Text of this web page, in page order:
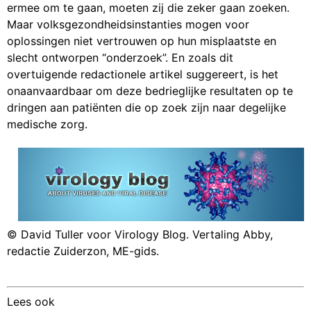
ermee om te gaan, moeten zij die zeker gaan zoeken.
Maar volksgezondheidsinstanties mogen voor
oplossingen niet vertrouwen op hun misplaatste en
slecht ontworpen “onderzoek”. En zoals dit
overtuigende redactionele artikel suggereert, is het
onaanvaardbaar om deze bedrieglijke resultaten op te
dringen aan patiënten die op zoek zijn naar degelijke
medische zorg.
© David Tuller voor Virology Blog. Vertaling Abby,
redactie Zuiderzon, ME-gids.
Lees ook